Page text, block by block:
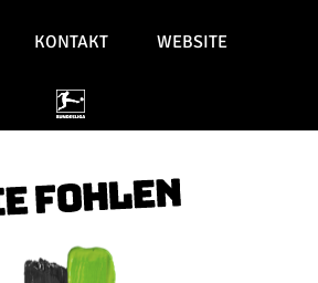
KONTAKT WEBSITE